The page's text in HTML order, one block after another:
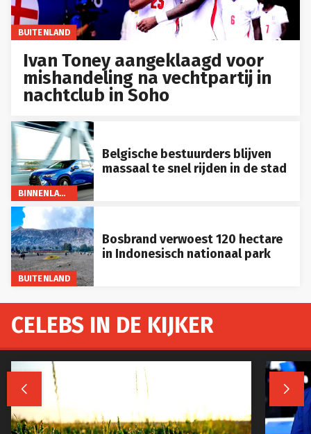
BUITENLAND
Ivan Toney aangeklaagd voor
mishandeling na vechtpartij in
nachtclub in Soho
BINNENLAND
Belgische bestuurders blijven
massaal te snel rijden in de stad
BUITENLAND
Bosbrand verwoest 120 hectare
in Indonesisch nationaal park
CELEBS IN DE KIJKER
 